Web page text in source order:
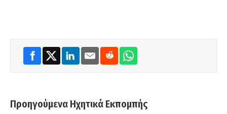
Προηγούμενα Ηχητικά Εκπομπής